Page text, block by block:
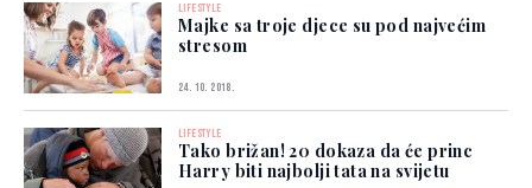
LIFESTYLE
Majke sa troje djece su pod najvećim
stresom
24. 10. 2018.
LIFESTYLE
Tako brižan! 20 dokaza da će princ
Harry biti najbolji tata na svijetu